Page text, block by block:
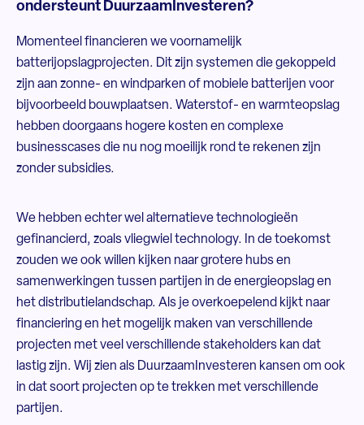
ondersteunt DuurzaamInvesteren?
Momenteel financieren we voornamelijk
batterijopslagprojecten. Dit zijn systemen die gekoppeld
zijn aan zonne- en windparken of mobiele batterijen voor
bijvoorbeeld bouwplaatsen. Waterstof- en warmteopslag
hebben doorgaans hogere kosten en complexe
businesscases die nu nog moeilijk rond te rekenen zijn
zonder subsidies.
We hebben echter wel alternatieve technologieën
gefinancierd, zoals vliegwiel technology. In de toekomst
zouden we ook willen kijken naar grotere hubs en
samenwerkingen tussen partijen in de energieopslag en
het distributielandschap. Als je overkoepelend kijkt naar
financiering en het mogelijk maken van verschillende
projecten met veel verschillende stakeholders kan dat
lastig zijn. Wij zien als DuurzaamInvesteren kansen om ook
in dat soort projecten op te trekken met verschillende
partijen.